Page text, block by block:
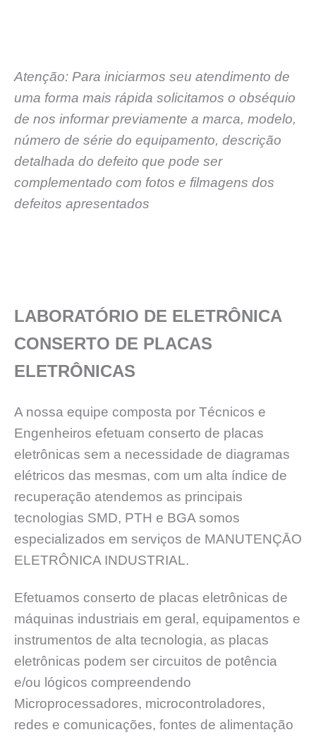
Atenção: Para iniciarmos seu atendimento de
uma forma mais rápida solicitamos o obséquio
de nos informar previamente a marca, modelo,
número de série do equipamento, descrição
detalhada do defeito que pode ser
complementado com fotos e filmagens dos
defeitos apresentados
LABORATÓRIO DE ELETRÔNICA
CONSERTO DE PLACAS
ELETRÔNICAS
A nossa equipe composta por Técnicos e
Engenheiros efetuam conserto de placas
eletrônicas sem a necessidade de diagramas
elétricos das mesmas, com um alta índice de
recuperação atendemos as principais
tecnologias SMD, PTH e BGA somos
especializados em serviços de MANUTENÇĀO
ELETRÔNICA INDUSTRIAL.
Efetuamos conserto de placas eletrônicas de
máquinas industriais em geral, equipamentos e
instrumentos de alta tecnologia, as placas
eletrônicas podem ser circuitos de potência
e/ou lógicos compreendendo
Microprocessadores, microcontroladores,
redes e comunicações, fontes de alimentação